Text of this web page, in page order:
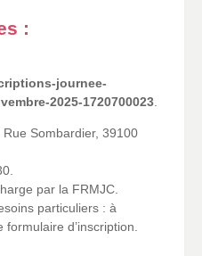
:
journee-
2025-1720700023
Sombardier, 39100
par la FRMJC.
particuliers : à
d’inscription.